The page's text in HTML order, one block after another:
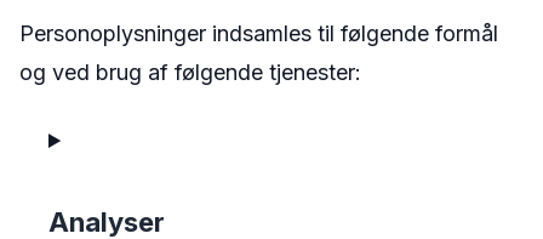
Personoplysninger indsamles til følgende formål
og ved brug af følgende tjenester:
Analyser